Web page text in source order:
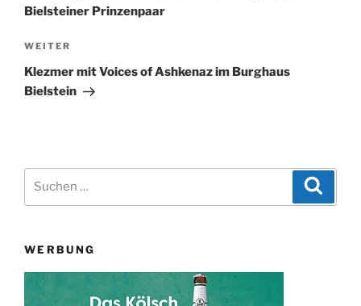
Bielsteiner Prinzenpaar
Nächster
Beitrag
WEITER
Klezmer mit Voices of Ashkenaz im Burghaus
Bielstein
WERBUNG